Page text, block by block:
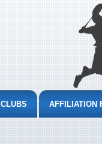
CLUBS AFFILIATION